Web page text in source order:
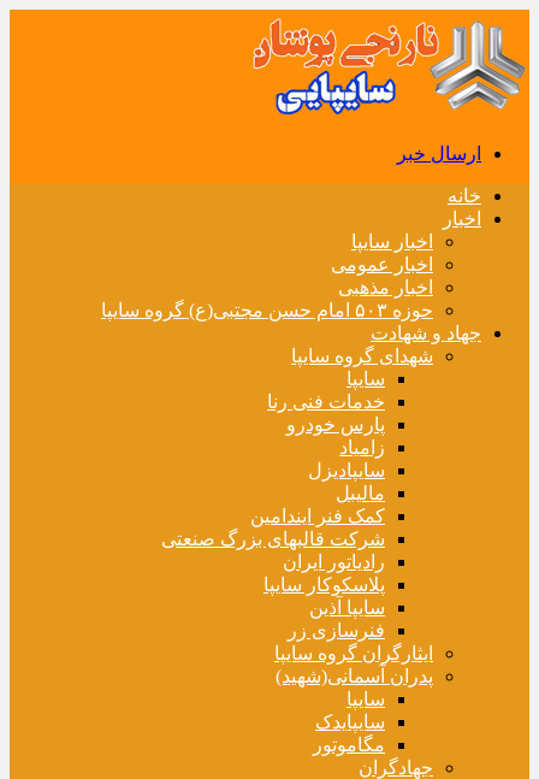
ارسال خبر
خانه
اخبار
اخبار سایپا
اخبار عمومی
اخبار مذهبی
حوزه ۵۰۳ امام حسن مجتبی(ع) گروه سایپا
جهاد و شهادت
شهدای گروه سایپا
سایپا
خدمات فنی رنا
پارس خودرو
زامیاد
سایپادیزل
مالیبل
کمک فنر ایندامین
شرکت قالبهای بزرگ صنعتی
رادیاتور ایران
پلاسکوکار سایپا
سایپا آذین
فنرسازی زر
ایثارگران گروه سایپا
پدران آسمانی(شهید)
سایپا
سایپایدک
مگاموتور
جهادگران